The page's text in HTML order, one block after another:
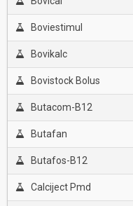
Boviestimul
Bovikalc
Bovistock Bolus
Butacom-B12
Butafan
Butafos-B12
Calciject Pmd